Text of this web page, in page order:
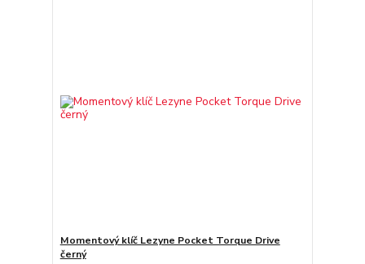
Momentový klíč Lezyne Pocket Torque Drive
černý